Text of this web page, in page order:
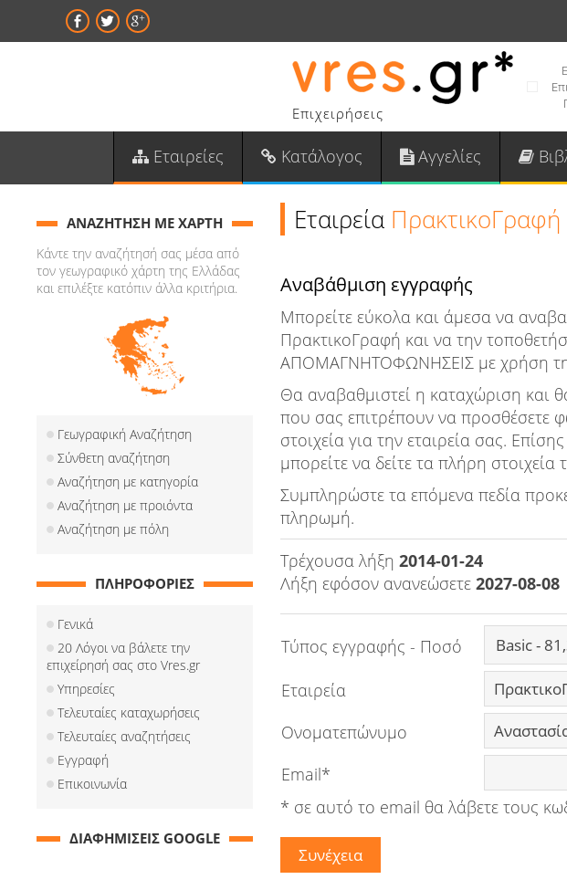
Επιχειρήσεις
Εταιρείες Κατάλογος Αγγελίες
Εταιρεία ΠρακτικοΓραφή
Αναβάθμιση εγγραφής
Μπορείτε εύκολα και άμεσα να
ΠρακτικοΓραφή και να την
ΑΠΟΜΑΓΝΗΤΟΦΩΝΗΣΕΙΣ με χρήση
Θα αναβαθμιστεί η καταχώριση και
που σας επιτρέπουν να προσθέσετε
στοιχεία για την εταιρεία σας.
μπορείτε να δείτε τα πλήρη στοιχεία
Συμπληρώστε τα επόμενα πεδία
πληρωμή.
Τρέχουσα λήξη 2014-01-24
Λήξη εφόσον ανανεώσετε 2027-08-08
Τύπος εγγραφής - Ποσό
Εταιρεία
Ονοματεπώνυμο
Email*
* σε αυτό το email θα λάβετε τους
ΑΝΑΖΗΤΗΣΗ ΜΕ ΧΑΡΤΗ
Κάντε την αναζήτησή σας μέσα από
τον γεωγραφικό χάρτη της Ελλάδας
και επιλέξτε κατόπιν άλλα κριτήρια.
Γεωγραφική Αναζήτηση
Σύνθετη αναζήτηση
Αναζήτηση με κατηγορία
Αναζήτηση με προιόντα
Αναζήτηση με πόλη
ΠΛΗΡΟΦΟΡΙΕΣ
Γενικά
20 Λόγοι να βάλετε την
επιχείρησή σας στο Vres.gr
Υπηρεσίες
Τελευταίες καταχωρήσεις
Τελευταίες αναζητήσεις
Εγγραφή
Επικοινωνία
ΔΙΑΦΗΜΙΣΕΙΣ GOOGLE